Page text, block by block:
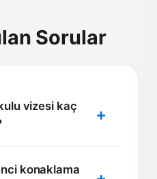
Sorular
vizesi kaç
konaklama